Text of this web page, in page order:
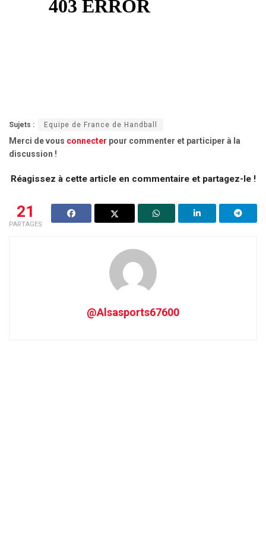
Sujets : Equipe de France de Handball
Merci de vous connecter pour commenter et participer à la
discussion !
Réagissez à cette article en commentaire et partagez-le !
21
PARTAGES
@Alsasports67600